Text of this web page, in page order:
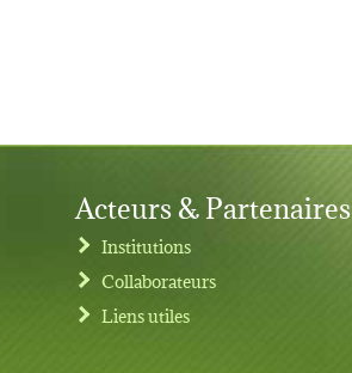
Acteurs & Partenaires
Institutions
Collaborateurs
Liens utiles